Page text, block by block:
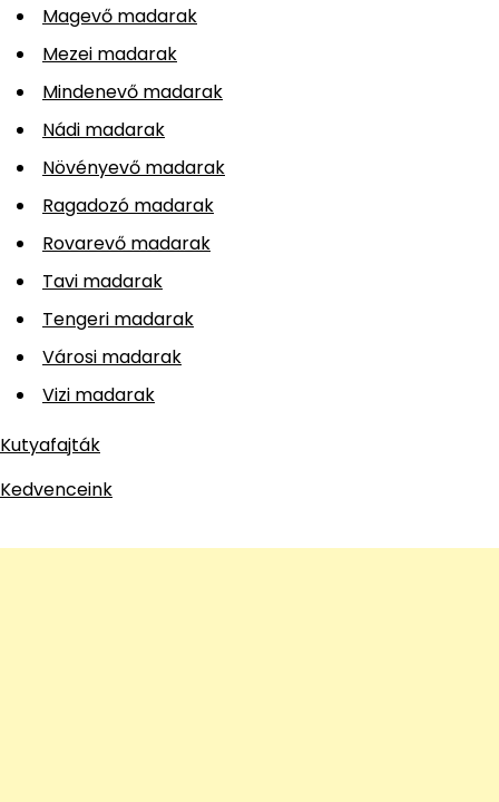
Magevő madarak
Mezei madarak
Mindenevő madarak
Nádi madarak
Növényevő madarak
Ragadozó madarak
Rovarevő madarak
Tavi madarak
Tengeri madarak
Városi madarak
Vizi madarak
Kutyafajták
Kedvenceink